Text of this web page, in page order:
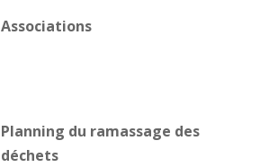
Associations
Planning du ramassage des
déchets